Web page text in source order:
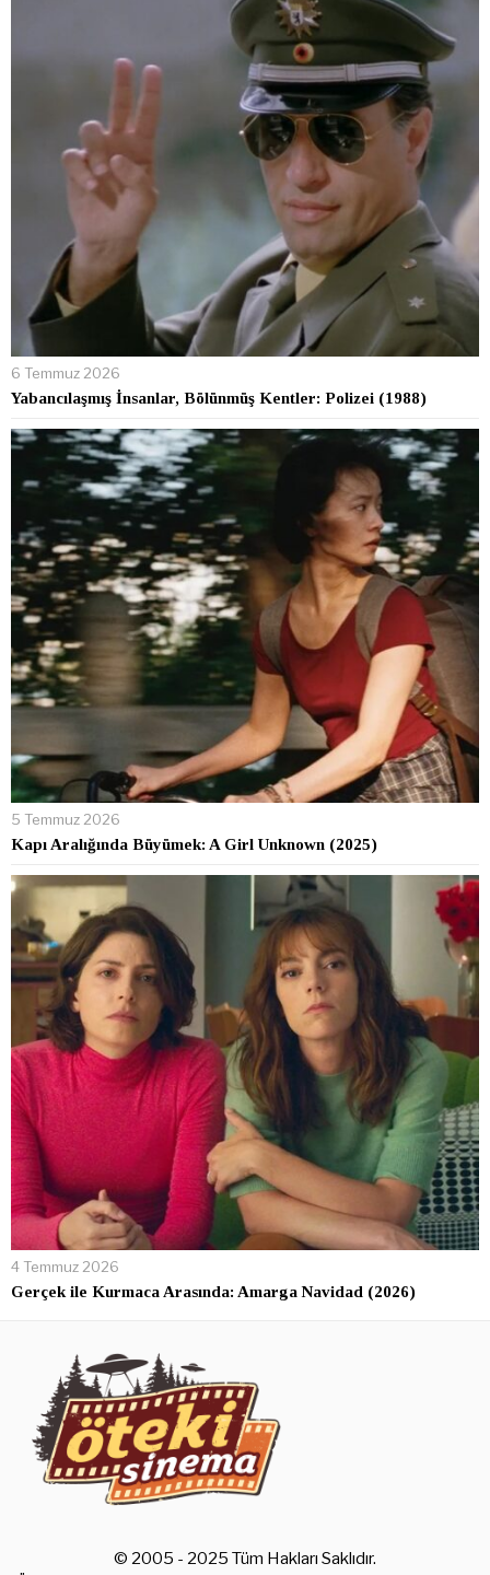
6 Temmuz 2026
Yabancılaşmış İnsanlar, Bölünmüş Kentler: Polizei (1988)
5 Temmuz 2026
Kapı Aralığında Büyümek: A Girl Unknown (2025)
4 Temmuz 2026
Gerçek ile Kurmaca Arasında: Amarga Navidad (2026)
© 2005 - 2025 Tüm Hakları Saklıdır.